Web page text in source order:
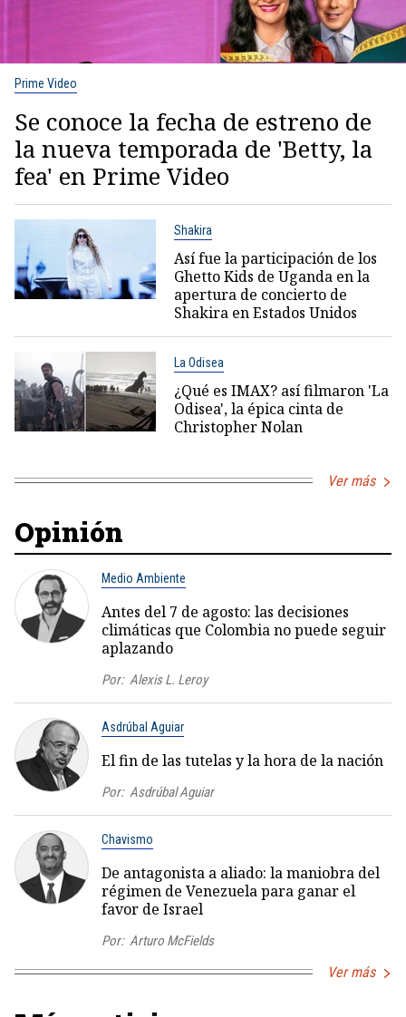
Prime Video
Se conoce la fecha de estreno de
la nueva temporada de 'Betty, la
fea' en Prime Video
Shakira
Así fue la participación de los
Ghetto Kids de Uganda en la
apertura de concierto de
Shakira en Estados Unidos
La Odisea
¿Qué es IMAX? así filmaron 'La
Odisea', la épica cinta de
Christopher Nolan
Ver más
Opinión
Medio Ambiente
Antes del 7 de agosto: las decisiones
climáticas que Colombia no puede seguir
aplazando
Por: Alexis L. Leroy
Asdrúbal Aguiar
El fin de las tutelas y la hora de la nación
Por: Asdrúbal Aguiar
Chavismo
De antagonista a aliado: la maniobra del
régimen de Venezuela para ganar el
favor de Israel
Por: Arturo McFields
Ver más